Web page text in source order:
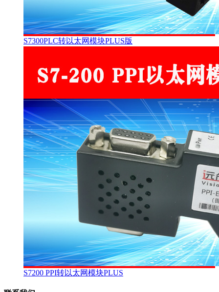
S7300PLC转以太网模块PLUS版
S7200 PPI转以太网模块PLUS